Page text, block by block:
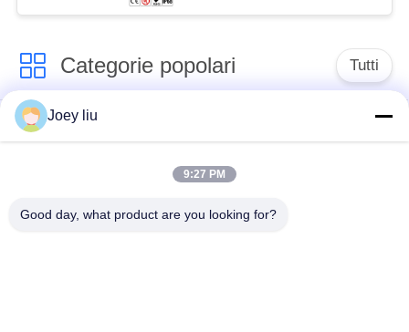
Categorie popolari Tutti
Connettore circolare
impermeabile di
bassa tensione
Connettore
Supporto della
Joey liu
9:27 PM
Good day, what product are you looking for?